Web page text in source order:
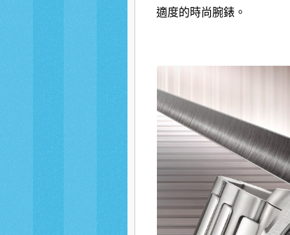
適度的時尚腕錶。